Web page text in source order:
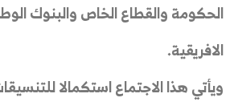
الحكومة والقطاع الخاص والبنوك
الافريقية.
ويأتي هذا الاجتماع استكمالا